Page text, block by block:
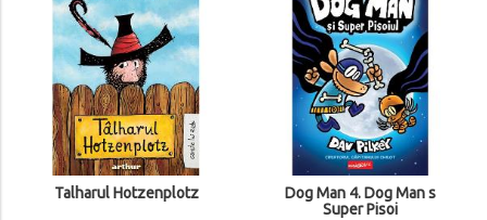
Talharul Hotzenplotz
Dog Man 4. Dog Man s
Super Pisoi